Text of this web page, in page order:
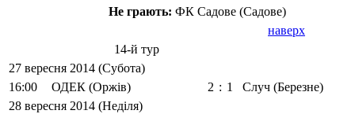
Не грають: ФК Садове (Садове)
наверх
14-й тур
27 вересня 2014 (Субота)
16:00
ОДЕК (Оржів) 2 : 1
Случ (Березне)
28 вересня 2014 (Неділя)